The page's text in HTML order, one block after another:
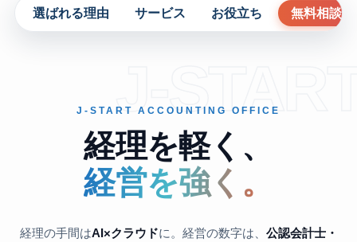
選ばれる理由 サービス お役立ち 無料相談
J-
J-START ACCOUNTING OFFICE
経理を軽く、
経営を強く。
経理の手間はAI×クラウドに。経営の数字は、 公認会計士・